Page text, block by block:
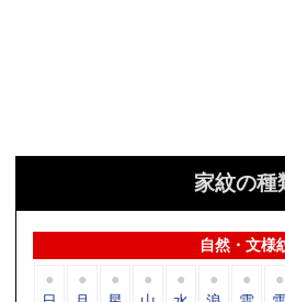
家紋の種
自然・文様